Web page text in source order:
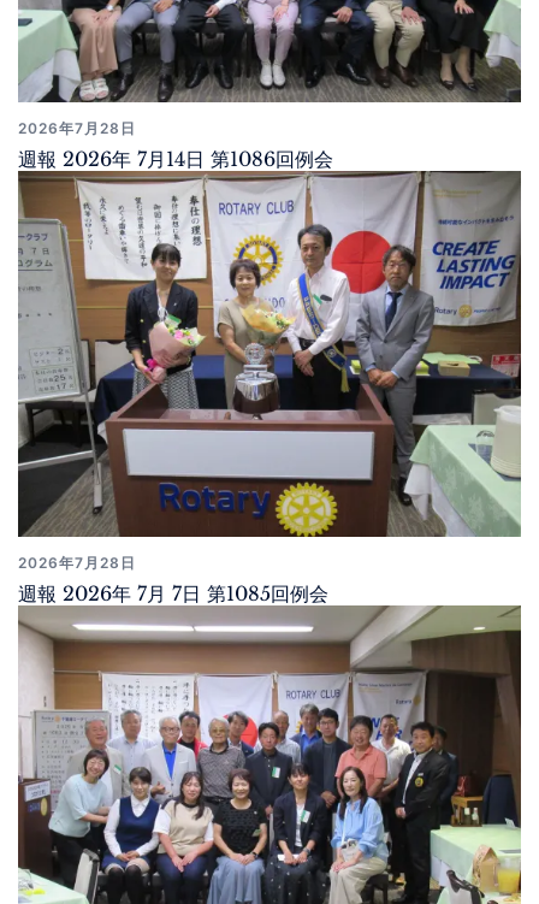
2026年7月28日
週報 2026年 7月14日 第1086回例会
2026年7月28日
週報 2026年 7月 7日 第1085回例会